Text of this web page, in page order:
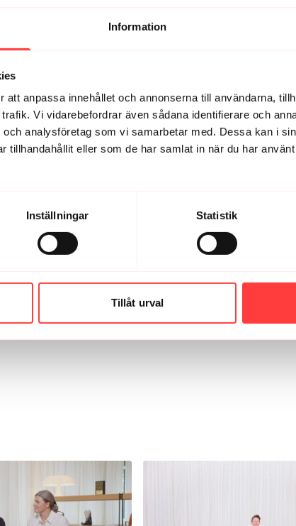
Information
att anpassa innehållet och annonserna till användarna,
Vi vidarebefordrar även sådana identifierare och
analysföretag som vi samarbetar med. Dessa kan i
tillhandahållit eller som de har samlat in när du har
Inställningar Statistik
Tillåt urval
med oss den 31
6 veckor bli riktigt
3 pass i veckan där
att göra en
skivstången, en
många har också i
föreningslokalen.
Fysiska fördelar
signifikant i
styrka, balans och
var i klimakteriet de
Bättre psykisk hälsa: